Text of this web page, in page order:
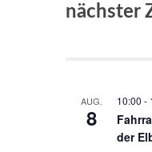
nächster
AUG.
8
10:00 -
der